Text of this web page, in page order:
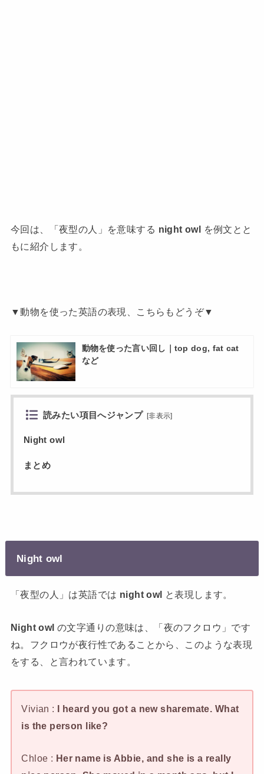
今回は、「夜型の人」を意味する night owl を例文とと
もに紹介します。
▼動物を使った英語の表現、こちらもどうぞ▼
動物を使った言い回し｜top dog, fat cat
など
読みたい項目へジャンプ [非表示]
Night owl
まとめ
Night owl
「夜型の人」は英語では night owl と表現します。
Night owlの文字通りの意味は、「夜のフクロウ」です
ね。フクロウが夜行性であることから、このような表現
をする、と言われています。
Vivian : I heard you got a new sharemate. What
is the person like?
Chloe : Her name is Abbie, and she is a really